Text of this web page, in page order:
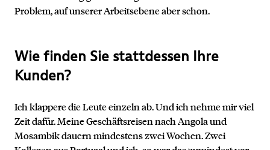
Problem, auf unserer Arbeitsebene aber schon.
Wie finden Sie stattdessen Ihre
Kunden?
Ich klappere die Leute einzeln ab. Und ich nehme mir viel
Zeit dafür. Meine Geschäftsreisen nach Angola und
Mosambik dauern mindestens zwei Wochen. Zwei